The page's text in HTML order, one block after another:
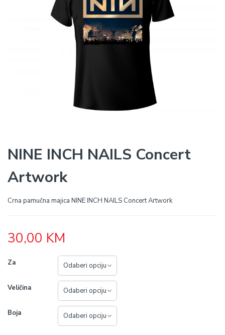
NINE INCH NAILS Concert
Artwork
Crna pamučna majica NINE INCH NAILS Concert Artwork
30,00 KM
Za
Veličina
Boja